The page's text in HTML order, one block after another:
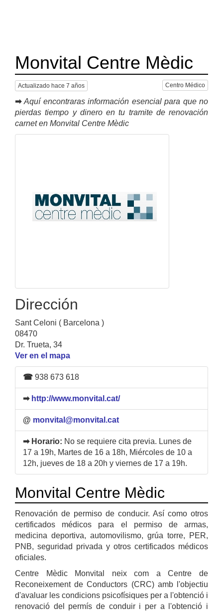
Monvital Centre Mèdic
Actualizado hace 7 años Centro Médico
➡ Aquí encontraras información esencial para que no
pierdas tiempo y dinero en tu tramite de renovación
carnet en Monvital Centre Mèdic
Dirección
Sant Celoni ( Barcelona )
08470
Dr. Trueta, 34
Ver en el mapa
☎ 938 673 618
➡ http://www.monvital.cat/
@ monvital@monvital.cat
➡ Horario: No se requiere cita previa. Lunes de
17 a 19h, Martes de 16 a 18h, Miércoles de 10 a
12h, jueves de 18 a 20h y viernes de 17 a 19h.
Monvital Centre Mèdic
Renovación de permiso de conducir. Así como otros
certificados médicos para el permiso de armas,
medicina deportiva, automovilismo, grúa torre, PER,
PNB, seguridad privada y otros certificados médicos
oficiales.
Centre Mèdic Monvital neix com a Centre de
Reconeixement de Conductors (CRC) amb l'objectiu
d'avaluar les condicions psicofísiques per a l'obtenció i
renovació del permís de conduir i per a l'obtenció i